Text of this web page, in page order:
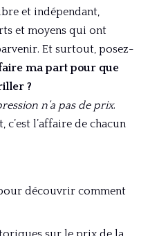
et indépendant,
et moyens qui ont
Et surtout, posez-
ma part pour que
?
n’a pas de prix.
l’affaire de chacun
découvrir comment